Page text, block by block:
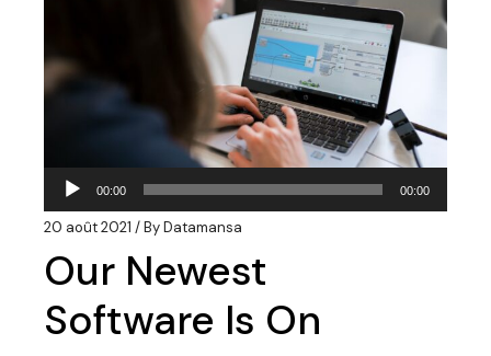
Lecteur
audio
00:00 00:00
20 août 2021 ByDatamansa
Our Newest
Software Is On